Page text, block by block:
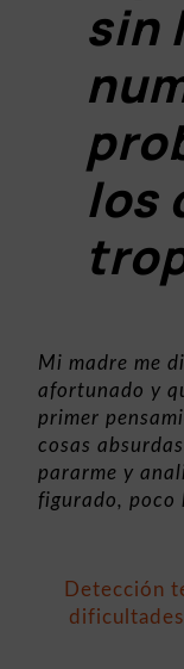
sin
los
Mi madre me
afortunado y
primer
cosas
pararme y
figurado, poco
Detección